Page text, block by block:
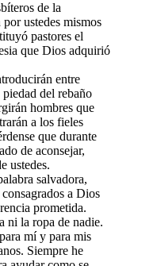
de la
ustedes mismos
pastores el
que Dios adquirió
entre
piedad del rebaño
hombres que
a los fieles
que durante
de aconsejar,
ustedes.
salvadora,
a Dios
prometida.
ni la ropa de nadie.
mí y para mis
Siempre he